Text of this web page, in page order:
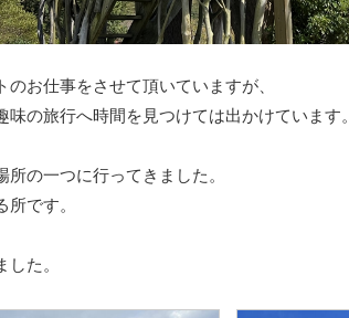
お仕事をさせて頂いていますが、
の旅行へ時間を見つけては出かけています。
の一つに行ってきました。
です。
た。